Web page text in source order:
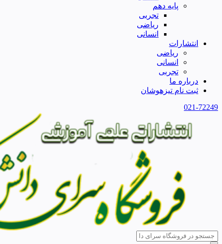
پایه دهم
تجربی
ریاضی
انسانی
انتشارات
ریاضی
انسانی
تجربی
درباره ما
ثبت نام تیزهوشان
021-72249